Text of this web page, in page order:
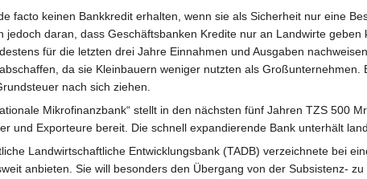
facto keinen Bankkredit erhalten, wenn sie als Sicherheit nur eine
jedoch daran, dass Geschäftsbanken Kredite nur an Landwirte
für die letzten drei Jahre Einnahmen und Ausgaben
da sie Kleinbauern weniger nutzten als Großunternehmen.
nach sich ziehen.
Mikrofinanzbank“ stellt in den nächsten fünf Jahren TZS 500
und Exporteure bereit. Die schnell expandierende Bank unterhält
Landwirtschaftliche Entwicklungsbank (TADB) verzeichnete bei
anbieten. Sie will besonders den Übergang von der Subsistenz-